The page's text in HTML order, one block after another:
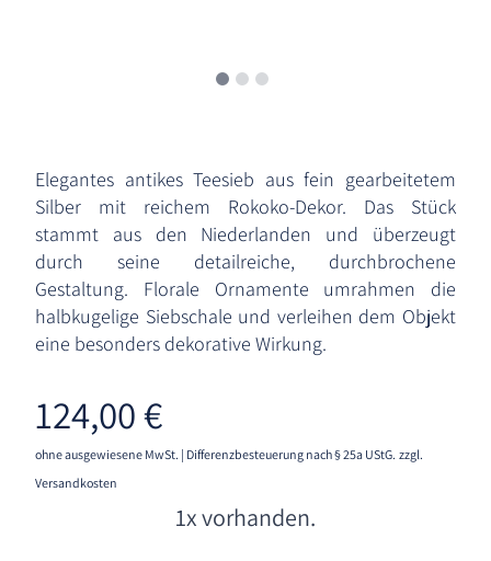
Elegantes antikes Teesieb aus fein gearbeitetem
Silber mit reichem Rokoko-Dekor. Das Stück
stammt aus den Niederlanden und überzeugt
durch seine detailreiche, durchbrochene
Gestaltung. Florale Ornamente umrahmen die
halbkugelige Siebschale und verleihen dem Objekt
eine besonders dekorative Wirkung.
124,00€
ohne ausgewiesene MwSt. | Differenzbesteuerung nach § 25a UStG. zzgl.
Versandkosten
1x vorhanden.